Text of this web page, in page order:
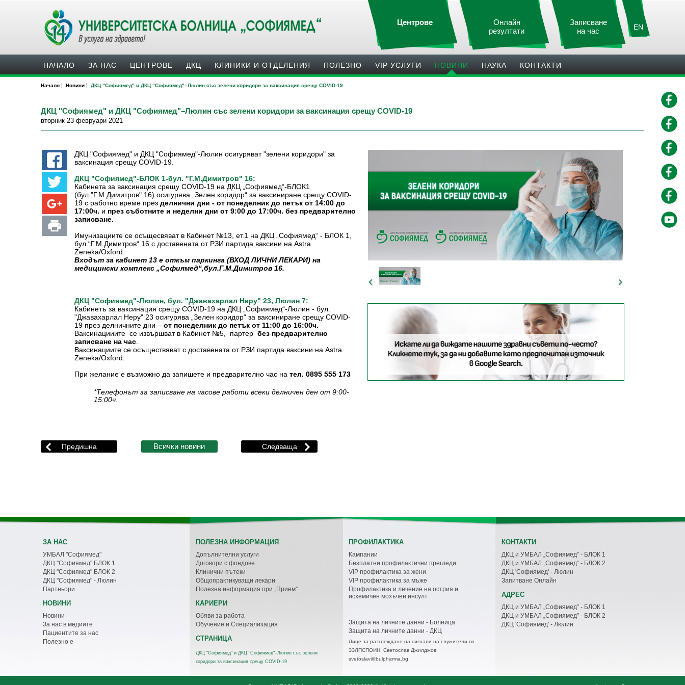
EN
Записване
на час
Онлайн
резултати
Центрове
НАЧАЛО ЗА НАС ЦЕНТРОВЕ ДКЦ КЛИНИКИ И ОТДЕЛЕНИЯ ПОЛЕЗНO VIP УСЛУГИ НОВИНИ НАУКА КОНТАКТИ
Начало | Новини | ДКЦ "Софиямед" и ДКЦ "Софиямед"–Люлин със зелени коридори за ваксинация срещу COVID-19
ДКЦ "Софиямед" и ДКЦ "Софиямед"–Люлин със зелени коридори за ваксинация срещу COVID-19
вторник 23 февруари 2021
ДКЦ "Софиямед" и ДКЦ "Софиямед"-Люлин осигуряват "зелени коридори" за
ваксинация срещу COVID-19.
ДКЦ "Софиямед"-БЛОК 1-бул. "Г.М.Димитров" 16:
Кабинета за ваксинация срещу COVID-19 на ДКЦ „Софиямед“-БЛОК1
(бул."Г.М.Димитров" 16)осигурява „Зелен коридор“ за ваксиниране срещу COVID-
19 с работно време презделнични дни - от понеделник до петък от 14:00 до
17:00ч. и през съботните и неделни дни от 9:00 до 17:00ч. без предварително
записване.
Имунизациите се осъщесвяват в Кабинет №13, ет.1 на ДКЦ „Софиямед“ - БЛОК 1,
бул.“Г.М.Димитров“ 16 с доставената от РЗИ партида ваксини на Astra
Zeneka/Oxford.
Входът за кабинет 13 е откъм паркинга (ВХОД ЛИЧНИ ЛЕКАРИ) на
медицински комплекс „Софиямед“,бул.Г.М.Димитров 16.
ДКЦ "Софиямед"-Люлин, бул. "Джавахарлал Неру" 23, Люлин 7:
Кабинетъ за ваксинация срещу COVID-19 на ДКЦ „Софиямед“-Люлин - бул.
"Джавахарлал Неру" 23 осигурява „Зелен коридор“ за ваксиниране срещу COVID-
19 през делничните дни –от понеделник до петък от 11:00 до 16:00ч.
Ваксинацииите се извършват в Кабинет №5, партербез предварително
записване на час.
Ваксинациите се осъществяват с доставената от РЗИ партида ваксини на Astra
Zeneka/Oxford.
При желание е възможно да запишете и предварително час нател. 0895 555 173
*Телефонът за записване на часове работи всеки делничен ден от 9:00-
15:00ч.
ЗА НАС
УМБАЛ "Софиямед"
ДКЦ "Софиямед" БЛОК 1
ДКЦ "Софиямед" БЛОК 2
ДКЦ "Софиямед" - Люлин
Партньори
НОВИНИ
Новини
За нас в медиите
Пациентите за нас
Полезно е
ПОЛЕЗНА ИНФОРМАЦИЯ
Допълнителни услуги
Договори с фондове
Клинични пътеки
Общопрактикуващи лекари
Полезна информация при „Прием”
КАРИЕРИ
Обяви за работа
Обучение и Специализация
СТРАНИЦА
ДКЦ "Софиямед" и ДКЦ "Софиямед"–Люлин със зелени
коридори за ваксинация срещу COVID-19
ПРОФИЛАКТИКА
Кампании
Безплатни профилактични прегледи
VIP профилактика за жени
VIP профилактика за мъже
Профилактика и лечение на острия и
исхемичен мозъчен инсулт
Защита на личните данни - Болница
Защита на личните данни - ДКЦ
Лице за разглеждане на сигнали на служители по
ЗЗЛПСПОИН: Светослав Джилджов,
svetoslav@bulpharma.bg
КОНТАКТИ
ДКЦ и УМБАЛ „Софиямед” - БЛОК 1
ДКЦ и УМБАЛ „Софиямед” - БЛОК 2
ДКЦ 'Софиямед' - Люлин
Запитване Онлайн
АДРЕС
ДКЦ и УМБАЛ „Софиямед” - БЛОК 1
ДКЦ и УМБАЛ „Софиямед” - БЛОК 2
ДКЦ 'Софиямед' - Люлин